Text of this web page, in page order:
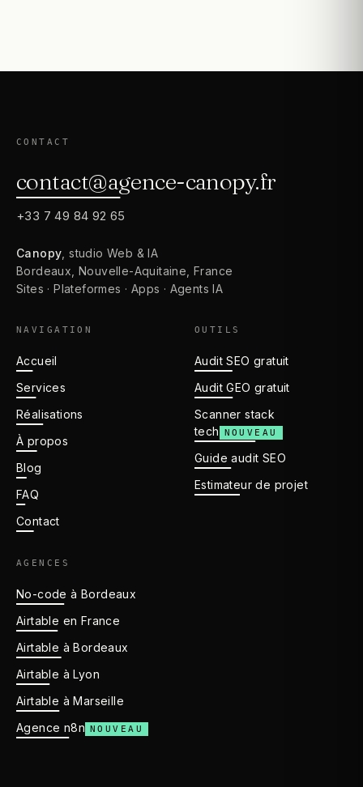
CONTACT
contact@agence-canopy.fr
+33 7 49 84 92 65
Canopy , studio Web & IA
Bordeaux, Nouvelle-Aquitaine, France
Sites · Plateformes · Apps · Agents IA
NAVIGATION
Accueil
Services
Réalisations
À propos
Blog
FAQ
Contact
OUTILS
Audit SEO gratuit
Audit GEO gratuit
Scanner stack
tech
NOUVEAU
Guide audit SEO
Estimateur de projet
AGENCES
No-code à Bordeaux
Airtable en France
Airtable à Bordeaux
Airtable à Lyon
Airtable à Marseille
Agence n8n NOUVEAU